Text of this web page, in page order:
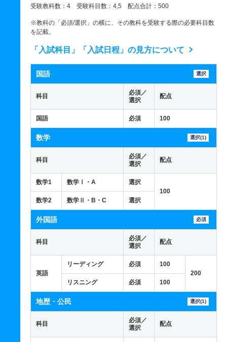
受験教科数：4 受験科目数：4,5 配点合計：500
※教科の「必須/選択」の横に、その教科を受験する際の必要科目数
を記載。
「入試科目」「入試日程」の見方について
国語 選択
科目
必須／
選択
配点
国語 必須 100
数学 選択(1)
科目
必須／
選択
配点
数学1 数学Ⅰ・A
選択
100
数学2
数学Ⅱ・B・C 選択
外国語 必須
科目
必須／
選択
配点
英語
リーディング 必須
100
200
リスニング
必須 100
地歴・公民 選択(1)
科目
必須／
選択
配点